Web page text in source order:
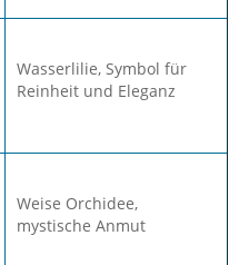
Wasserlilie, Symbol für
Reinheit und Eleganz
Weise Orchidee,
mystische Anmut